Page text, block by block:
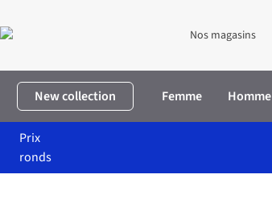
Nos magasins
New collection Femme Homme
Prix
ronds